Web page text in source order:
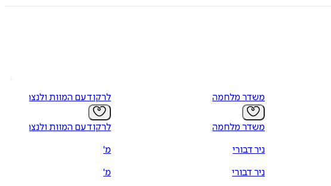
משדר מלחמה
משדר מלחמה
ניר דבורי
ניר דבורי
לרקוד עם המוות ולנצח
לרקוד עם המוות ולנצח
מ'
מ'